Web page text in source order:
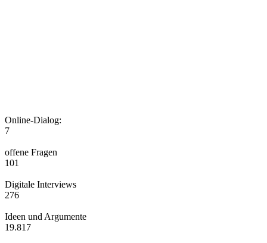
Online-Dialog:
7
offene Fragen
101
Digitale Interviews
276
Ideen und Argumente
19.817